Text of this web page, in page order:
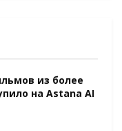
из более
на Astana AI